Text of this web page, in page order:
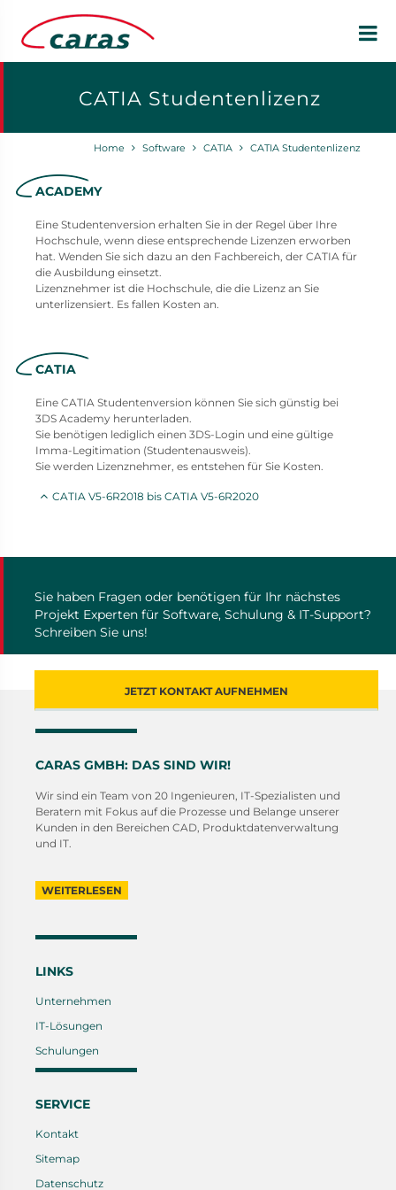
CATIA Studentenlizenz
Home Software CATIA CATIA Studentenlizenz
ACADEMY
Eine Studentenversion erhalten Sie in der Regel über Ihre
Hochschule, wenn diese entsprechende Lizenzen erworben
hat. Wenden Sie sich dazu an den Fachbereich, der CATIA für
die Ausbildung einsetzt.
Lizenznehmer ist die Hochschule, die die Lizenz an Sie
unterlizensiert. Es fallen Kosten an.
CATIA
Eine CATIA Studentenversion können Sie sich günstig bei
3DS Academy herunterladen.
Sie benötigen lediglich einen 3DS-Login und eine gültige
Imma-Legitimation (Studentenausweis).
Sie werden Lizenznehmer, es entstehen für Sie Kosten.
CATIA V5-6R2018 bis CATIA V5-6R2020
Sie haben Fragen oder benötigen für Ihr nächstes
Projekt Experten für Software, Schulung & IT-Support?
Schreiben Sie uns!
JETZT KONTAKT AUFNEHMEN
CARAS GMBH: DAS SIND WIR!
Wir sind ein Team von 20 Ingenieuren, IT-Spezialisten und
Beratern mit Fokus auf die Prozesse und Belange unserer
Kunden in den Bereichen CAD, Produktdatenverwaltung
und IT.
WEITERLESEN
LINKS
Unternehmen
IT-Lösungen
Schulungen
SERVICE
Kontakt
Sitemap
Datenschutz